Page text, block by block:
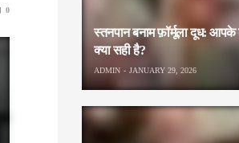
0
स्तनपान बनाम फ़ॉर्मूला दूध:
क्या सही है?
ADMIN JANUARY 29, 2026